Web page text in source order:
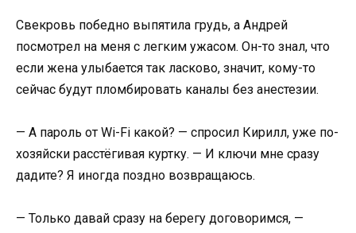
Свекровь победно выпятила грудь, а Андрей
посмотрел на меня с легким ужасом. Он-то знал, что
если жена улыбается так ласково, значит, кому-то
сейчас будут пломбировать каналы без анестезии.
— А пароль от Wi-Fi какой? — спросил Кирилл, уже по-
хозяйски расстёгивая куртку. — И ключи мне сразу
дадите? Я иногда поздно возвращаюсь.
— Только давай сразу на берегу договоримся, —